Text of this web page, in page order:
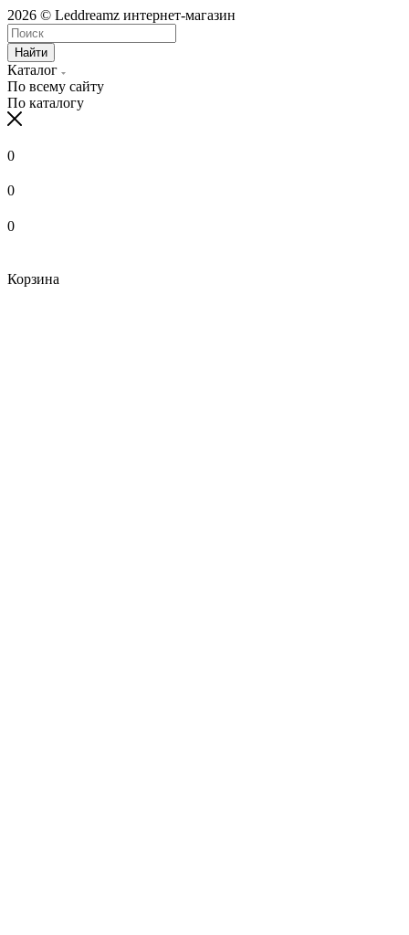
2026 © Leddreamz интернет-магазин
Найти
Каталог
По всему сайту
По каталогу
0
0
0
Корзина